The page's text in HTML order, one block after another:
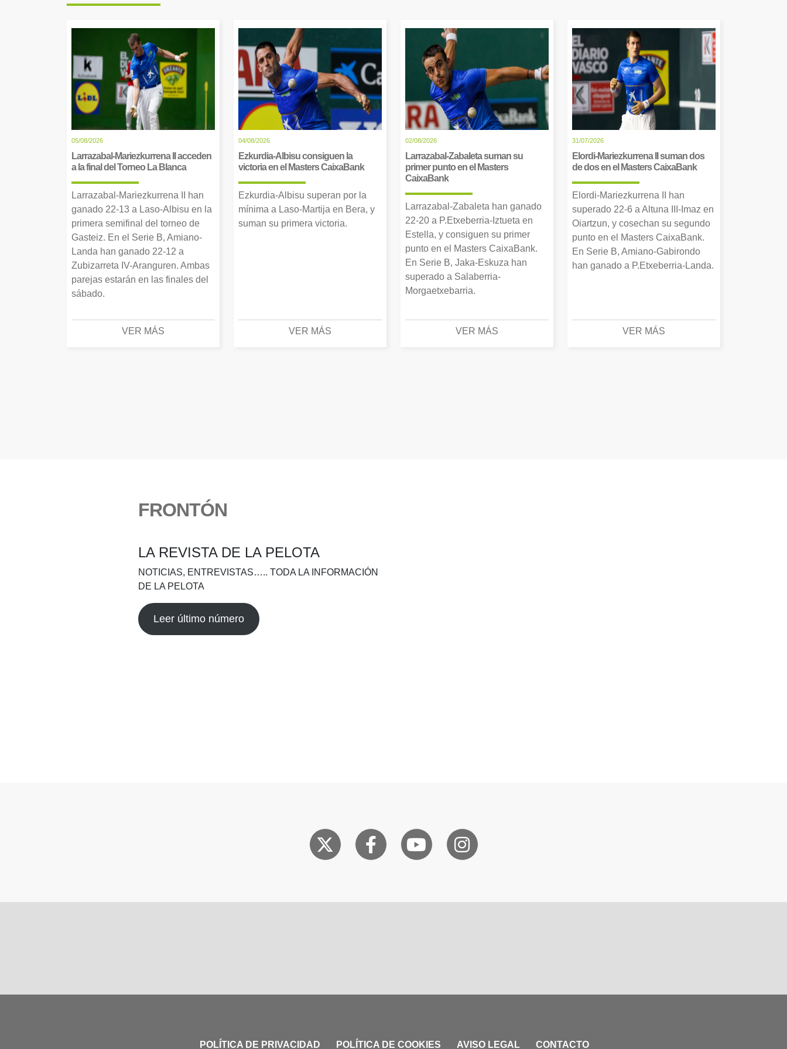
05/08/2026
Larrazabal-Mariezkurrena II acceden
a la final del Torneo La Blanca
Larrazabal-Mariezkurrena II han
ganado 22-13 a Laso-Albisu en la
primera semifinal del torneo de
Gasteiz. En el Serie B, Amiano-
Landa han ganado 22-12 a
Zubizarreta IV-Aranguren. Ambas
parejas estarán en las finales del
sábado.
VER MÁS
04/08/2026
Ezkurdia-Albisu consiguen la
victoria en el Masters CaixaBank
Ezkurdia-Albisu superan por la
mínima a Laso-Martija en Bera, y
suman su primera victoria.
VER MÁS
02/08/2026
Larrazabal-Zabaleta suman su
primer punto en el Masters
CaixaBank
Larrazabal-Zabaleta han ganado
22-20 a P.Etxeberria-Iztueta en
Estella, y consiguen su primer
punto en el Masters CaixaBank.
En Serie B, Jaka-Eskuza han
superado a Salaberria-
Morgaetxebarria.
VER MÁS
31/07/2026
Elordi-Mariezkurrena II suman dos
de dos en el Masters CaixaBank
Elordi-Mariezkurrena II han
superado 22-6 a Altuna III-Imaz en
Oiartzun, y cosechan su segundo
punto en el Masters CaixaBank.
En Serie B, Amiano-Gabirondo
han ganado a P.Etxeberria-Landa.
VER MÁS
FRONTÓN
LA REVISTA DE LA PELOTA
NOTICIAS, ENTREVISTAS….. TODA LA INFORMACIÓN
DE LA PELOTA
Leer último número
POLÍTICA DE PRIVACIDAD POLÍTICA DE COOKIES AVISO LEGAL CONTACTO